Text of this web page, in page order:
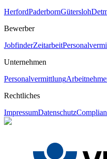
HerfordPaderbornGütersloh
Bewerber
JobfinderZeitarbeit
Unternehmen
Personalvermittlung
Rechtliches
ImpressumDatenschutz